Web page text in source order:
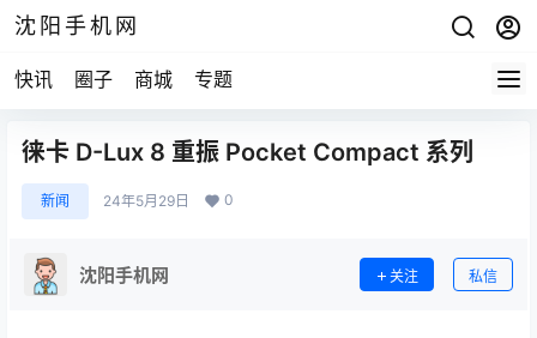
沈阳手机网
快讯 圈子 商城 专题
徕卡 D-Lux 8 重振 Pocket Compact 系列
新闻 24年5月29日 0
沈阳手机网 关注 私信